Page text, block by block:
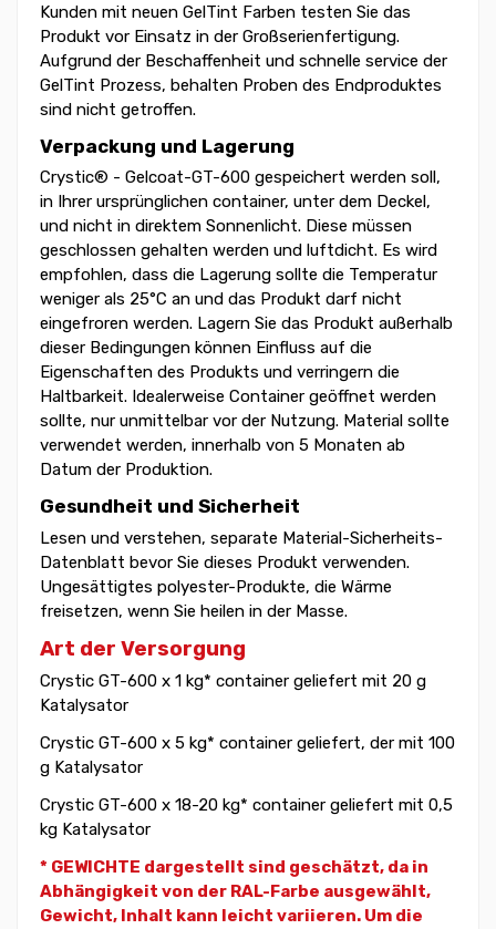
Kunden mit neuen GelTint Farben testen Sie das
Produkt vor Einsatz in der Großserienfertigung.
Aufgrund der Beschaffenheit und schnelle service der
GelTint Prozess, behalten Proben des Endproduktes
sind nicht getroffen.
Verpackung und Lagerung
Crystic® - Gelcoat-GT-600 gespeichert werden soll,
in Ihrer ursprünglichen container, unter dem Deckel,
und nicht in direktem Sonnenlicht. Diese müssen
geschlossen gehalten werden und luftdicht. Es wird
empfohlen, dass die Lagerung sollte die Temperatur
weniger als 25°C an und das Produkt darf nicht
eingefroren werden. Lagern Sie das Produkt außerhalb
dieser Bedingungen können Einfluss auf die
Eigenschaften des Produkts und verringern die
Haltbarkeit. Idealerweise Container geöffnet werden
sollte, nur unmittelbar vor der Nutzung. Material sollte
verwendet werden, innerhalb von 5 Monaten ab
Datum der Produktion.
Gesundheit und Sicherheit
Lesen und verstehen, separate Material-Sicherheits-
Datenblatt bevor Sie dieses Produkt verwenden.
Ungesättigtes polyester-Produkte, die Wärme
freisetzen, wenn Sie heilen in der Masse.
Art der Versorgung
Crystic GT-600 x 1 kg* container geliefert mit 20 g
Katalysator
Crystic GT-600 x 5 kg* container geliefert, der mit 100
g Katalysator
Crystic GT-600 x 18-20 kg* container geliefert mit 0,5
kg Katalysator
* GEWICHTE dargestellt sind geschätzt, da in
Abhängigkeit von der RAL-Farbe ausgewählt,
Gewicht, Inhalt kann leicht variieren. Um die